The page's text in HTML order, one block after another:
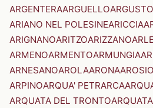
ARGENTERAARGUELLOARGUSTO
ARIANO NEL POLESINEARICCIA
ARIGNANOARITZOARIZZANO
ARMENOARMENTOARMUNGIA
ARNESANOAROLAARONAAROSIO
ARPINOARQUA' PETRARCA
ARQUATA DEL TRONTO